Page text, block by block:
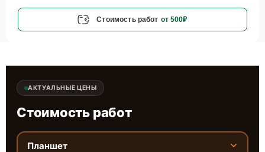
Стоимость работ от 500₽
АКТУАЛЬНЫЕ ЦЕНЫ
Стоимость работ
Планшет